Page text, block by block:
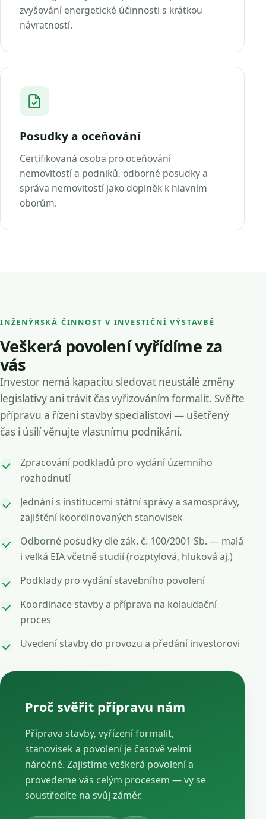
zvyšování energetické účinnosti s krátkou
návratností.
Posudky a oceňování
Certifikovaná osoba pro oceňování
nemovitostí a podniků, odborné posudky a
správa nemovitostí jako doplněk k hlavním
oborům.
INŽENÝRSKÁ ČINNOST V INVESTIČNÍ VÝSTAVBĚ
Veškerá povolení vyřídíme za
vás
Investor nemá kapacitu sledovat neustálé změny
legislativy ani trávit čas vyřizováním formalit. Svěřte
přípravu a řízení stavby specialistovi — ušetřený
čas i úsilí věnujte vlastnímu podnikání.
Zpracování podkladů pro vydání územního
rozhodnutí
Jednání s institucemi státní správy a samosprávy,
zajištění koordinovaných stanovisek
Odborné posudky dle zák. č. 100/2001 Sb. — malá
i velká EIA včetně studií (rozptylová, hluková aj.)
Podklady pro vydání stavebního povolení
Koordinace stavby a příprava na kolaudační
proces
Uvedení stavby do provozu a předání investorovi
Proč svěřit přípravu nám
Příprava stavby, vyřízení formalit,
stanovisek a povolení je časově velmi
náročné. Zajistíme veškerá povolení a
provedeme vás celým procesem — vy se
soustředíte na svůj záměr.